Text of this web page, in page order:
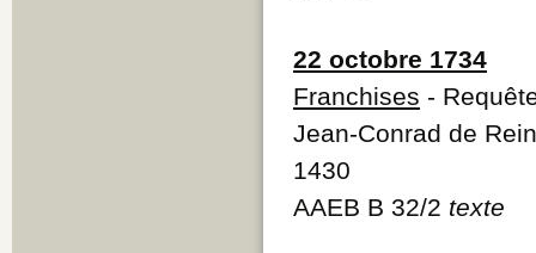
22 octobre 1734
Franchises -
Jean-Conrad de
1430
AAEB B 32/2 texte